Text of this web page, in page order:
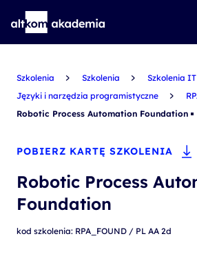
Szkolenia Szkolenia
Szkolenia IT
Języki i narzędzia programistyczne
Robotic Process Automation Foundation
POBIERZ KARTĘ SZKOLENIA
Robotic Process
Foundation
kod szkolenia: RPA_FOUND / PL AA 2d